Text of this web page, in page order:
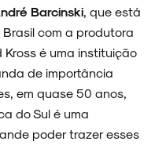
Barcinski, que está
com a produtora
Kross é uma instituição
de importância
em quase 50 anos,
do Sul é uma
poder trazer esses